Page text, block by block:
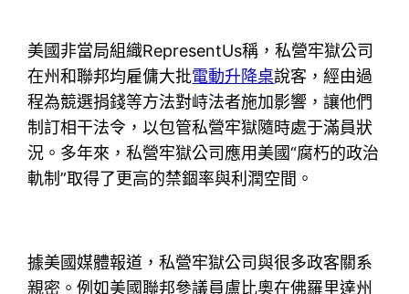
美國非當局組織RepresentUs稱，私營牢獄公司
在州和聯邦均雇傭大批電動升降桌說客，經由過
程為競選捐錢等方法對峙法者施加影響，讓他們
制訂相干法令，以包管私營牢獄隨時處于滿員狀
況。多年來，私營牢獄公司應用美國“腐朽的政治
軌制”取得了更高的禁錮率與利潤空間。
據美國媒體報道，私營牢獄公司與很多政客關系
親密。例如美國聯邦參議員盧比奧在佛羅里達州